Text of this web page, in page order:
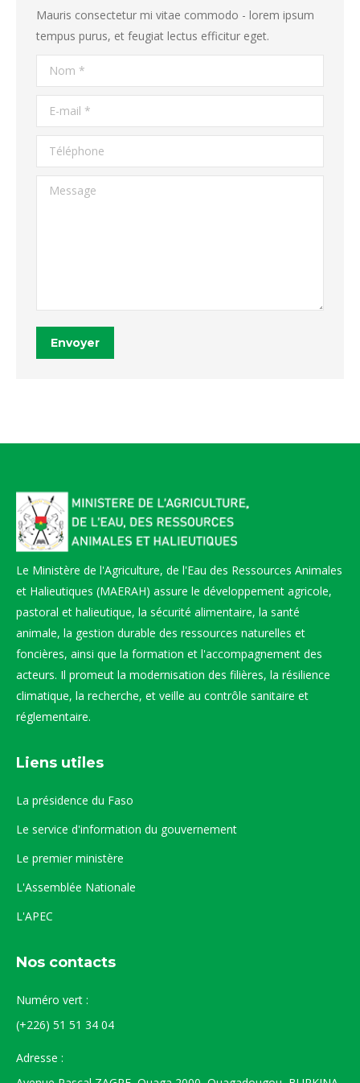
Mauris consectetur mi vitae commodo - lorem ipsum
tempus purus, et feugiat lectus efficitur eget.
Nom *
E-mail *
Téléphone
Message
Envoyer
Le Ministère de l'Agriculture, de l'Eau des Ressources Animales
et Halieutiques (MAERAH) assure le développement agricole,
pastoral et halieutique, la sécurité alimentaire, la santé
animale, la gestion durable des ressources naturelles et
foncières, ainsi que la formation et l'accompagnement des
acteurs. Il promeut la modernisation des filières, la résilience
climatique, la recherche, et veille au contrôle sanitaire et
réglementaire.
Liens utiles
La présidence du Faso
Le service d'information du gouvernement
Le premier ministère
L'Assemblée Nationale
L'APEC
Nos contacts
Numéro vert :
(+226) 51 51 34 04
Adresse :